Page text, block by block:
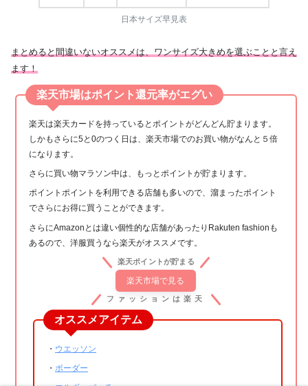
日本サイズ早見表
まとめると間違いないオススメは、ワンサイズ大きめを選ぶことと言え
ます！
楽天市場はポイント還元率がエグい
楽天は楽天カードを持っているとポイントがどんどん貯まります。
しかもさらに5と0のつく日は、楽天市場でのお買い物がなんと５倍
になります。
さらに買い物マラソン中は、もっとポイントが貯まります。
ポイントポイントを利用できる店舗も多いので、溜まったポイント
でさらにお得に買うことができます。
さらにAmazonとは違い個性的な店舗があったりRakuten fashionも
あるので、洋服買うなら楽天がオススメです。
楽天ポイントが貯まる
楽天市場で見る
ファッションは楽天
オススメアイテム
・ ウエッソン
・ ボーダー